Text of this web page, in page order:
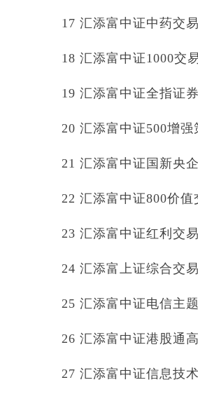
17 汇添富中证中药交
18 汇添富中证1000交
19 汇添富中证全指证
20 汇添富中证500增
21 汇添富中证国新央
22 汇添富中证800价
23 汇添富中证红利交
24 汇添富上证综合交
25 汇添富中证电信主
26 汇添富中证港股通
27 汇添富中证信息技